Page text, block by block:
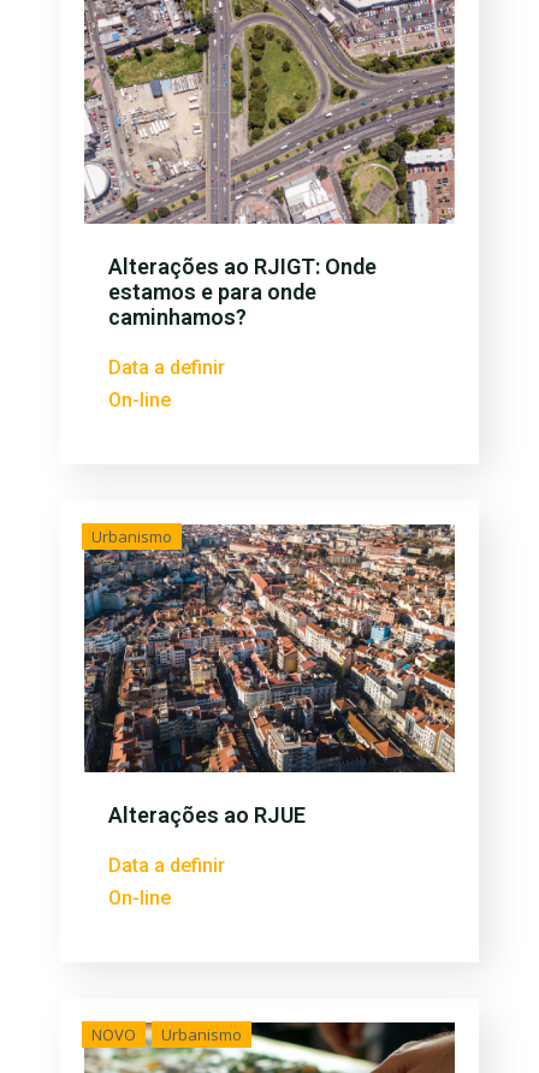
Alterações ao RJIGT: Onde
estamos e para onde
caminhamos?
Data a definir
On-line
Urbanismo
Alterações ao RJUE
Data a definir
On-line
NOVO Urbanismo